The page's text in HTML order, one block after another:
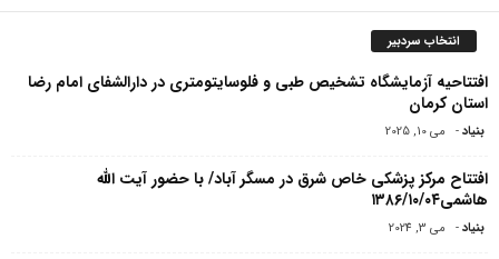
انتخاب سردبیر
افتتاحیه آزمایشگاه تشخیص طبی و فلوسایتومتری در دارالشفای امام رضا
استان کرمان
بنیاد- می 10, 2025
افتتاح مرکز پزشکی خاص شرق در مسگر آباد/ با حضور آیت الله
هاشمی۱۳۸۶/۱۰/۰۴
بنیاد- می 3, 2024